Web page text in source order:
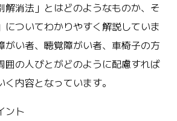
解消法」とはどのようなものか、そ
についてわかりやすく解説していま
がい者、聴覚障がい者、車椅子の方
囲の人びとがどのように配慮すれば
内容となっています。
ント